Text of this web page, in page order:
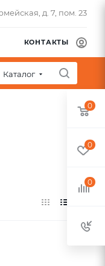
д. 7, пом. 23
КОНТАКТЫ
Каталог
0
0
0